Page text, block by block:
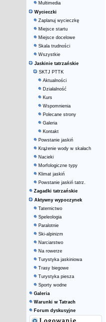
Multimedia
Wycieczki
Zaplanuj wycieczkę
Miejsce startu
Miejsce docelowe
Skala trudności
Wszystkie
Jaskinie tatrzańskie
SKTJ PTTK
Aktualności
Działalność
Kurs
Wspomnienia
Polecane strony
Galeria
Kontakt
Powstanie jaskiń
Krążenie wody w skałach
Nacieki
Morfologiczne typy
Klimat jaskiń
Powstanie jaskiń tatrz.
Zagadki tatrzańskie
Aktywny wypoczynek
Taternictwo
Speleologia
Paralotnie
Ski-alpinizm
Narciarstwo
Na rowerze
Turystyka jaskiniowa
Trasy biegowe
Turystyka piesza
Sporty wodne
Galeria
Warunki w Tatrach
Forum dyskusyjne